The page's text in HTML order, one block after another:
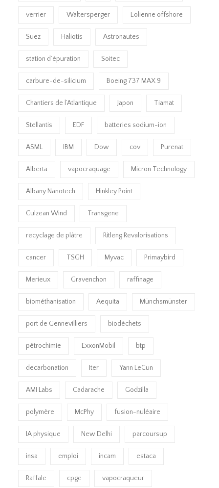
verrier Waltersperger Eolienne offshore
Suez Haliotis Astronautes
station d’épuration Soitec
carbure-de-silicium Boeing 737 MAX 9
Chantiers de l’Atlantique Japon Tiamat
Stellantis EDF batteries sodium-ion
ASML IBM Dow cov Purenat
Alberta vapocraquage Micron Technology
Albany Nanotech Hinkley Point
Culzean Wind Transgene
recyclage de plâtre Ritleng Revalorisations
cancer TSGH Myvac Primaybird
Merieux Gravenchon raffinage
biométhanisation Aequita Münchsmünster
port de Gennevilliers biodéchets
pétrochimie ExxonMobil btp
decarbonation Iter Yann LeCun
AMI Labs Cadarache Godzilla
polymère McPhy fusion-nuléaire
IA physique New Delhi parcoursup
insa emploi incam estaca
Raffale cpge vapocraqueur